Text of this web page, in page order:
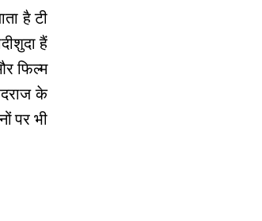
है टी
हैं
फिल्म
के
पर भी